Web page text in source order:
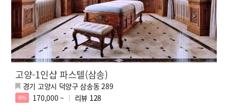
고양-1인샵 파스텔(삼송)
경기 고양시 덕양구 삼송동 289
6% 170,000 ~ 리뷰 128